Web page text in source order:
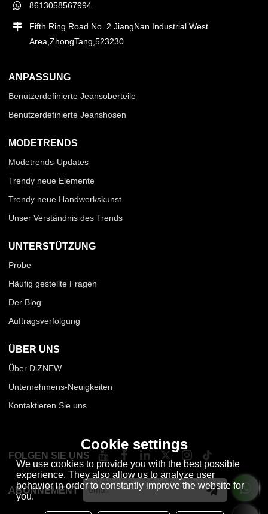
8613058567994
Fifth Ring Road No. 2 JiangNan Industrial West
Area,ZhongTang,523230
ANPASSUNG
Benutzerdefinierte Jeansoberteile
Benutzerdefinierte Jeanshosen
MODETRENDS
Modetrends-Updates
Trendy neue Elemente
Trendy neue Handwerkskunst
Unser Verständnis des Trends
UNTERSTÜTZUNG
Probe
Häufig gestellte Fragen
Der Blog
Auftragsverfolgung
ÜBER UNS
Über DiZNEW
Unternehmens-Neuigkeiten
Kontaktieren Sie uns
FOLGEN SIE UNS
ABONNEMENT
Cookie settings
We use cookies to provide you with the best possible
experience. They also allow us to analyze user
behavior in order to constantly improve the website for
you.